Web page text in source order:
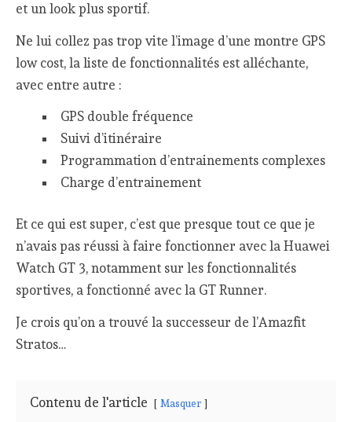
et un look plus sportif.
Ne lui collez pas trop vite l’image d’une montre GPS
low cost, la liste de fonctionnalités est alléchante,
avec entre autre :
GPS double fréquence
Suivi d’itinéraire
Programmation d’entrainements complexes
Charge d’entrainement
Et ce qui est super, c’est que presque tout ce que je
n’avais pas réussi à faire fonctionner avec la Huawei
Watch GT 3, notamment sur les fonctionnalités
sportives, a fonctionné avec la GT Runner.
Je crois qu’on a trouvé la successeur de l’Amazfit
Stratos…
Contenu de l'article Masquer